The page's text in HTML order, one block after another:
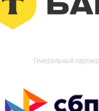
Генеральный партнер